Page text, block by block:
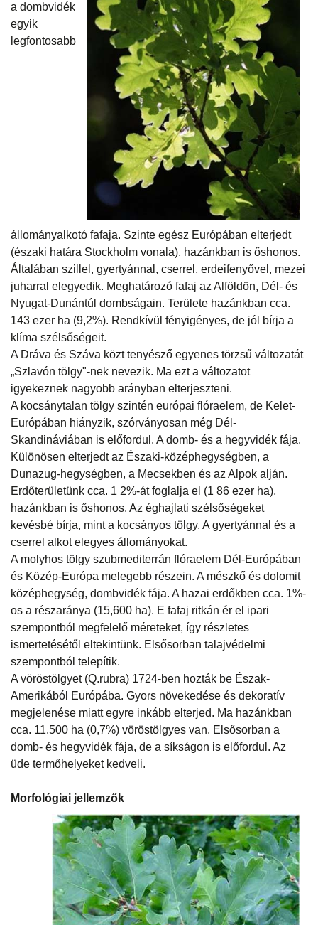
a dombvidék
egyik
legfontosabb
állományalkotó fafaja. Szinte egész Európában elterjedt
(északi határa Stockholm vonala), hazánkban is őshonos.
Általában szillel, gyertyánnal, cserrel, erdeifenyővel, mezei
juharral elegyedik. Meghatározó fafaj az Alföldön, Dél- és
Nyugat-Dunántúl dombságain. Területe hazánkban cca.
143 ezer ha (9,2%). Rendkívül fényigényes, de jól bírja a
klíma szélsőségeit.
A Dráva és Száva közt tenyésző egyenes törzsű változatát
„Szlavón tölgy"-nek nevezik. Ma ezt a változatot
igyekeznek nagyobb arányban elterjeszteni.
A kocsánytalan tölgy szintén európai flóraelem, de Kelet-
Európában hiányzik, szórványosan még Dél-
Skandináviában is előfordul. A domb- és a hegyvidék fája.
Különösen elterjedt az Északi-középhegységben, a
Dunazug-hegységben, a Mecsekben és az Alpok alján.
Erdőterületünk cca. 1 2%-át foglalja el (1 86 ezer ha),
hazánkban is őshonos. Az éghajlati szélsőségeket
kevésbé bírja, mint a kocsányos tölgy. A gyertyánnal és a
cserrel alkot elegyes állományokat.
A molyhos tölgy szubmediterrán flóraelem Dél-Európában
és Közép-Európa melegebb részein. A mészkő és dolomit
középhegység, dombvidék fája. A hazai erdőkben cca. 1%-
os a részaránya (15,600 ha). E fafaj ritkán ér el ipari
szempontból megfelelő méreteket, így részletes
ismertetésétől eltekintünk. Elsősorban talajvédelmi
szempontból telepítik.
A vöröstölgyet (Q.rubra) 1724-ben hozták be Észak-
Amerikából Európába. Gyors növekedése és dekoratív
megjelenése miatt egyre inkább elterjed. Ma hazánkban
cca. 11.500 ha (0,7%) vöröstölgyes van. Elsősorban a
domb- és hegyvidék fája, de a síkságon is előfordul. Az
üde termőhelyeket kedveli.
Morfológiai jellemzők